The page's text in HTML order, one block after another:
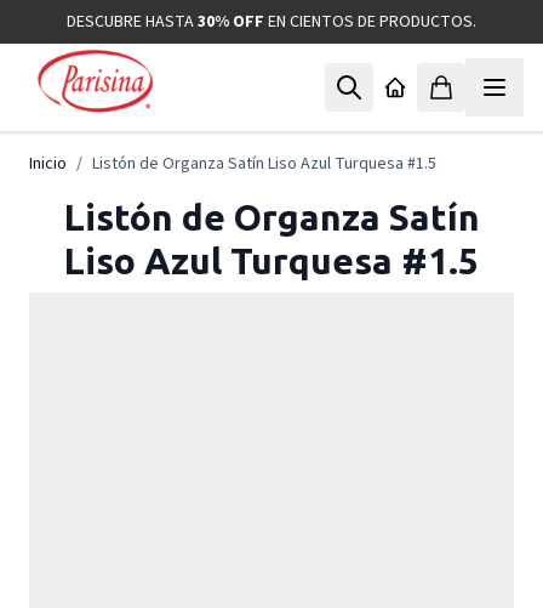
Ir al contenidoDESCUBRE HASTA30% OFF EN CIENTOS DE PRODUCTOS.
Inicio / Listón de Organza Satín Liso Azul Turquesa #1.5
Listón de Organza Satín
Liso Azul Turquesa #1.5